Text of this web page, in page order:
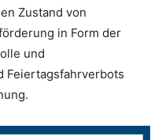
Zustand von
in Form der
und
Feiertagsfahrverbots